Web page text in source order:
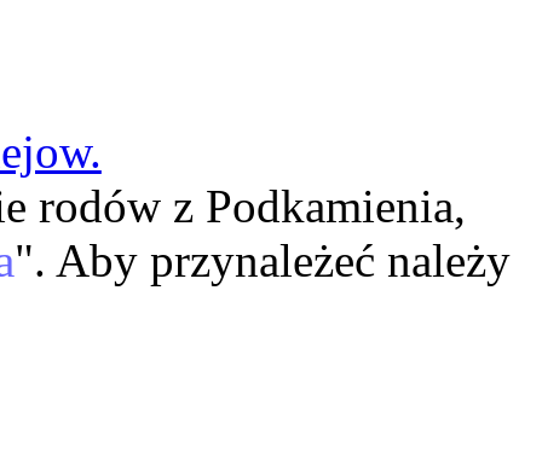
rodów z Podkamienia,
". Aby przynależeć należy